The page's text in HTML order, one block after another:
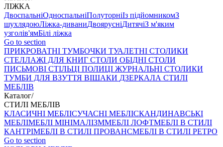
ЛІЖКА
ДвоспальніОдноспальніПолуторніІз підйомникомЗ
шухлядоюЛіжка-диваниДвоярусніДитячіЗ м'яким
узголів'ямБілі ліжка
Go to section
ПРИКРОВАТНІ ТУМБОЧКИ ТУАЛЕТНІ СТОЛИКИ
СТЕЛЛАЖІ ДЛЯ КНИГ СТОЛИ ОБІДНІ СТОЛИ
ПИСЬМОВІ СТІЛЬЦI ПОЛИЦІ ЖУРНАЛЬНІ СТОЛИКИ
ТУМБИ ДЛЯ ВЗУТТЯ ВІШАКИ ДЗЕРКАЛА СТИЛІ
МЕБЛІВ
Каталог/
СТИЛІ МЕБЛІВ
КЛАСИЧНІ МЕБЛІСУЧАСНІ МЕБЛІСКАНДИНАВСЬКІ
МЕБЛІМЕБЛІ МІНІМАЛІЗММЕБЛІ ЛОФТМЕБЛІ В СТИЛІ
КАНТРІМЕБЛІ В СТИЛІ ПРОВАНСМЕБЛІ В СТИЛІ РЕТРО
Go to section